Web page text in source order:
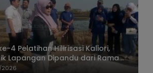
4 Pelatihan Hilirisasi Kaliori,
Lapangan Dipandu dari Rama
Cirebon